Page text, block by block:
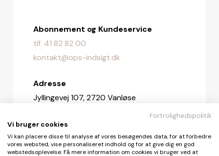
Abonnement og Kundeservice
tlf. 41 82 82 00
kontakt@ops-indsigt.dk
Adresse
Jyllingevej 107, 2720 Vanløse
Redaktionen
redaktionen@ops-indsigt.dk
Fortrolighedspolitik
Vi bruger cookies
Vi kan placere disse til analyse af vores besøgendes data, for at forbedre
vores websted, vise personaliseret indhold og for at give dig en god
webstedsoplevelse. Få mere information om cookies vi bruger ved at